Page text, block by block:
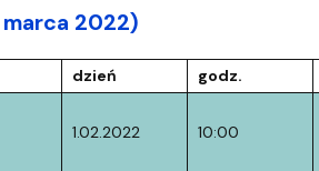
2022)
dzień godz.
1.02.2022 10:00